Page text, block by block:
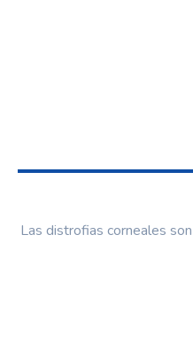
Las distrofias corneales